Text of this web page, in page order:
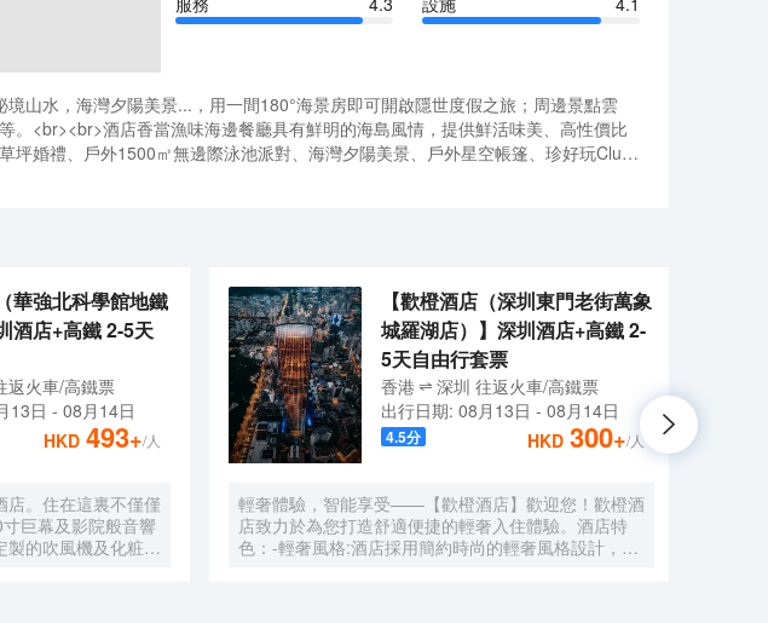
山水，海灣夕陽美景...，用一間180°海景房即可開啟隱世度假之旅；周邊景點雲
<br><br>酒店香當漁味海邊餐廳具有鮮明的海島風情，提供鮮活味美、高性價比
婚禮、戶外1500㎡無邊際泳池派對、海灣夕陽美景、戶外星空帳篷、珍好玩Club
山水，海灣夕陽美景...，用一間180°海景房即可開啟隱世度假之旅；周邊景點雲
婚禮、戶外1500㎡無邊際泳池派對、海灣夕陽美景、戶外星空帳篷、珍好玩Club
華強北科學館地鐵
酒店+高鐵 2-5天
返火車/高鐵票
13日 - 08月14日
HKD 493+/人
店。住在這裏不僅僅
巨幕及影院般音響
製的吹風機及化粧
【歡橙酒店（深圳東門老街萬象
城羅湖店）】深圳酒店+高鐵 2-
5天自由行套票
香港 深圳 往返火車/高鐵票
出行日期: 08月13日 - 08月14日
4.5分 HKD 300+/人
輕奢體驗，智能享受——【歡橙酒店】歡迎您！歡橙酒
店致力於為您打造舒適便捷的輕奢入住體驗。酒店特
色：-輕奢風格:酒店採用簡約時尚的輕奢風格設計，注